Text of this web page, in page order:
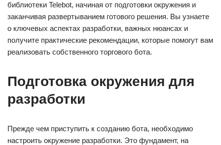
библиотеки Telebot, начиная от подготовки окружения и
заканчивая развертыванием готового решения. Вы узнаете
о ключевых аспектах разработки, важных нюансах и
получите практические рекомендации, которые помогут вам
реализовать собственного торгового бота.
Подготовка окружения для
разработки
Прежде чем приступить к созданию бота, необходимо
настроить окружение разработки. Это фундамент, на